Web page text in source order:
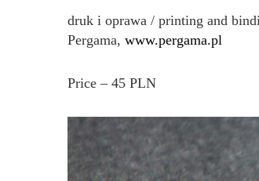
druk i oprawa / printing and
Pergama, www.pergama.pl
Price – 45 PLN